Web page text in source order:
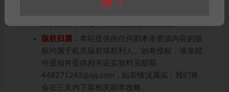
条约约束，并遵守所有适用的法律法规。
版权归属 ：本站提供的任何剧本杀资源内容的版
权均属于机关版权或权利人。如有侵权，请发邮
件通知并提供相关证实资料至邮箱
448271243@qq.com，如若情况属实，我们将
会在三天内下架相关剧本攻略。